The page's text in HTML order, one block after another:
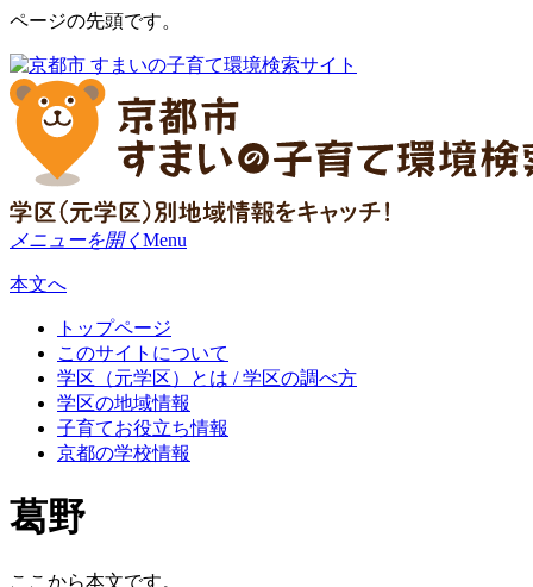
ページの先頭です。
メニューを開くMenu
本文へ
トップページ
このサイトについて
学区（元学区）とは / 学区の調べ方
学区の地域情報
子育てお役立ち情報
京都の学校情報
葛野
ここから本文です。